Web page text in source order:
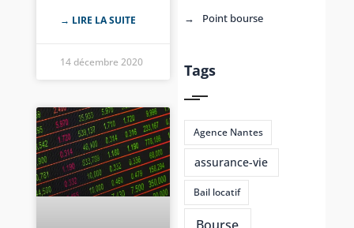
→ LIRE LA SUITE
14 décembre 2020
Point bourse
Tags
Agence Nantes
assurance-vie
Bail locatif